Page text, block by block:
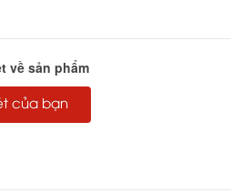
về sản phẩm
của bạn